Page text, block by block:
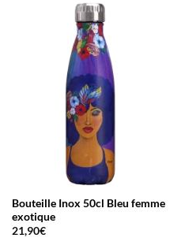
Bouteille Inox 50cl Bleu femme
exotique
21,90€